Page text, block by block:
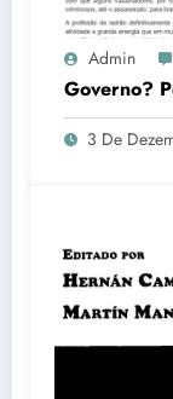
Admin
Governo?
3 De